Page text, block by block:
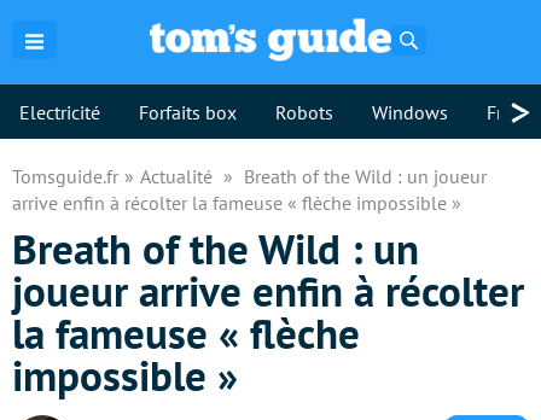
Electricité Forfaits box Robots Windows >
Tomsguide.fr Actualité
Breath of the Wild : un joueur
arrive enfin à récolter la fameuse « flèche impossible »
Breath of the Wild : un
joueur arrive enfin à récolter
la fameuse « flèche
impossible »